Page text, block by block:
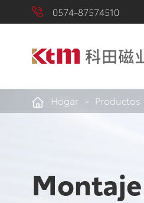
0574-87574510
Hogar Productos